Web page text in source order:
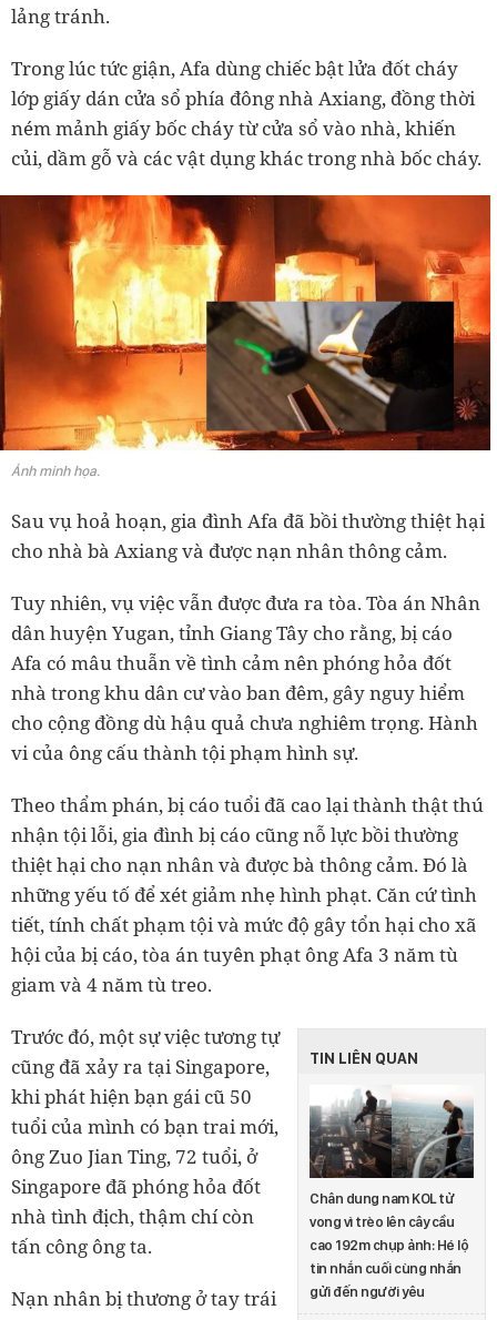
lảng tránh.
Trong lúc tức giận, Afa dùng chiếc bật lửa đốt cháy
lớp giấy dán cửa sổ phía đông nhà Axiang, đồng thời
ném mảnh giấy bốc cháy từ cửa sổ vào nhà, khiến
củi, dầm gỗ và các vật dụng khác trong nhà bốc cháy.
Ảnh minh họa.
Sau vụ hoả hoạn, gia đình Afa đã bồi thường thiệt hại
cho nhà bà Axiang và được nạn nhân thông cảm.
Tuy nhiên, vụ việc vẫn được đưa ra tòa. Tòa án Nhân
dân huyện Yugan, tỉnh Giang Tây cho rằng, bị cáo
Afa có mâu thuẫn về tình cảm nên phóng hỏa đốt
nhà trong khu dân cư vào ban đêm, gây nguy hiểm
cho cộng đồng dù hậu quả chưa nghiêm trọng. Hành
vi của ông cấu thành tội phạm hình sự.
Theo thẩm phán, bị cáo tuổi đã cao lại thành thật thú
nhận tội lỗi, gia đình bị cáo cũng nỗ lực bồi thường
thiệt hại cho nạn nhân và được bà thông cảm. Đó là
những yếu tố để xét giảm nhẹ hình phạt. Căn cứ tình
tiết, tính chất phạm tội và mức độ gây tổn hại cho xã
hội của bị cáo, tòa án tuyên phạt ông Afa 3 năm tù
giam và 4 năm tù treo.
TIN LIÊN QUAN
Chân dung nam KOL tử
vong vì trèo lên cây cầu
cao 192m chụp ảnh: Hé lộ
tin nhắn cuối cùng nhắn
gửi đến người yêu
Trước đó, một sự việc tương tự
cũng đã xảy ra tại Singapore,
khi phát hiện bạn gái cũ 50
tuổi của mình có bạn trai mới,
ông Zuo Jian Ting, 72 tuổi, ở
Singapore đã phóng hỏa đốt
nhà tình địch, thậm chí còn
tấn công ông ta.
Nạn nhân bị thương ở tay trái